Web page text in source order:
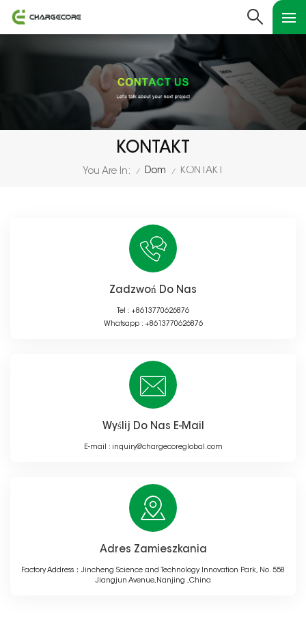
KONTAKT
You Are In: / Dom / KONTAKT
Zadzwoń Do Nas
Tel : +8613770626876
Whatsapp : +8613770626876
Wyślij Do Nas E-Mail
E-mail : inquiry@chargecoreglobal.com
Adres Zamieszkania
Factory Address：Jincheng Science and Technology Innovation Park, No. 558
Jiangjun Avenue,Nanjing ,China